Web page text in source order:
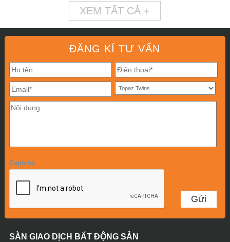
XEM TẤT CẢ +
ĐĂNG KÍ TƯ VẤN
Captcha
SÀN GIAO DỊCH BẤT ĐỘNG SẢN